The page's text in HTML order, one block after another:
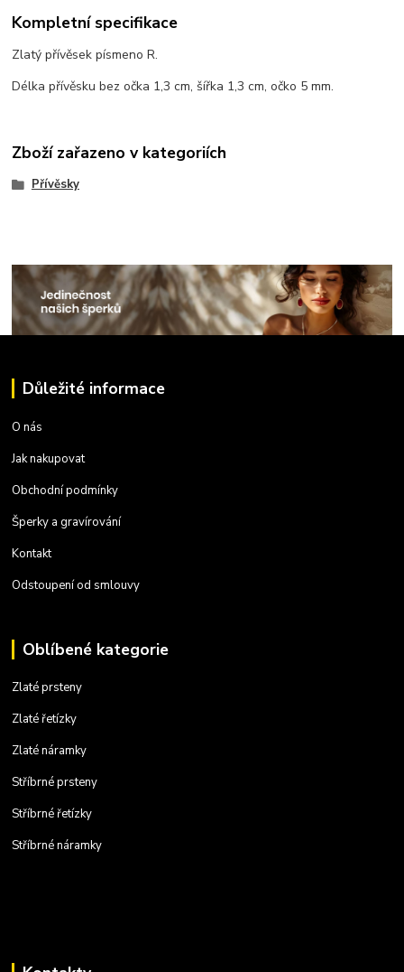
Kompletní specifikace
Zlatý přívěsek písmeno R.
Délka přívěsku bez očka 1,3 cm, šířka 1,3 cm, očko 5 mm.
Zboží zařazeno v kategoriích
Přívěsky
Důležité informace
O nás
Jak nakupovat
Obchodní podmínky
Šperky a gravírování
Kontakt
Odstoupení od smlouvy
Oblíbené kategorie
Zlaté prsteny
Zlaté řetízky
Zlaté náramky
Stříbrné prsteny
Stříbrné řetízky
Stříbrné náramky